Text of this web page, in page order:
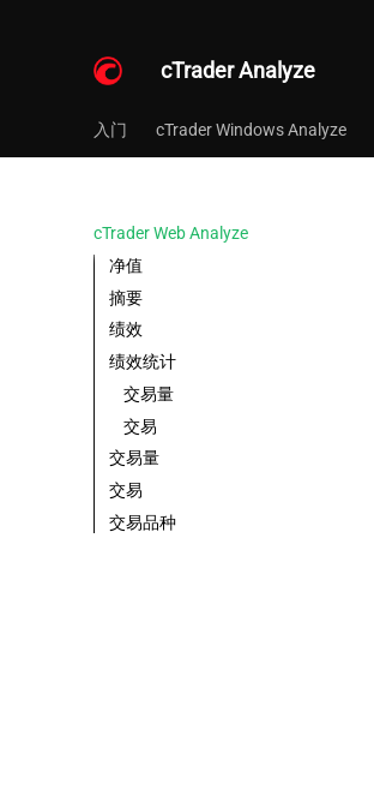
cTrader Analyze
入门 cTrader Windows Analyze
cTrader Web Analyze
净值
摘要
绩效
绩效统计
交易量
交易
交易量
交易
交易品种